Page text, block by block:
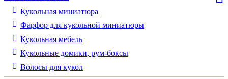
Кукольная миниатюра
Фарфор для кукольной миниатюры
Кукольная мебель
Кукольные домики, рум-боксы
Волосы для кукол